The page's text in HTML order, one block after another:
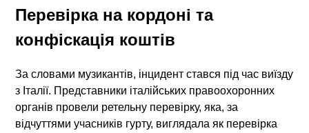
Перевірка на кордоні та
конфіскація коштів
За словами музикантів, інцидент стався під час виїзду
з Італії. Представники італійських правоохоронних
органів провели ретельну перевірку, яка, за
відчуттями учасників гурту, виглядала як перевірка